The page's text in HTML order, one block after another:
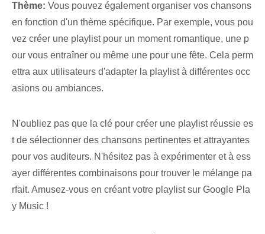
Thème: Vous pouvez également organiser vos chansons
en fonction d'un thème spécifique. Par exemple, vous pou
vez créer une playlist pour un moment romantique, une p
our vous entraîner ou même une pour une fête. Cela perm
ettra aux utilisateurs d'adapter la playlist à différentes occ
asions ou ambiances.
N'oubliez pas que la clé pour créer une playlist réussie es
t de sélectionner des chansons pertinentes et attrayantes
pour vos auditeurs. N'hésitez pas à expérimenter et à ess
ayer différentes combinaisons pour trouver le mélange pa
rfait. Amusez-vous⁤ en créant votre playlist sur ‌Google Pla
y Music !